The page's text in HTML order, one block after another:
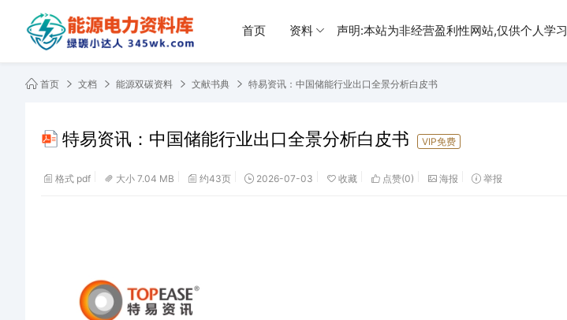
首页 资料 声明:本站为非经营盈利性网站,仅供个人学习
首页 文档 能源双碳资料 文献书典 特易资讯：中国储能行业出口全景分析白皮书
特易资讯：中国储能行业出口全景分析白皮书 VIP免费
格式 pdf 大小 7.04 MB 约43页 2026-07-03 收藏 点赞(0) 海报 举报